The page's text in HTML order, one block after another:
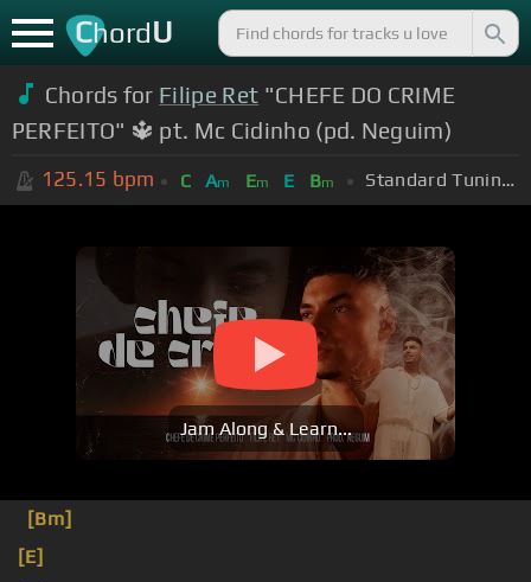
ChordU
Chords for Filipe Ret "CHEFE DO CRIME
PERFEITO" 🔱 pt. Mc Cidinho (pd. Neguim)
125.15 bpm C Am Em E Bm Standard Tuning (EADGBE)
Jam Along & Learn...
[Bm]
[E]